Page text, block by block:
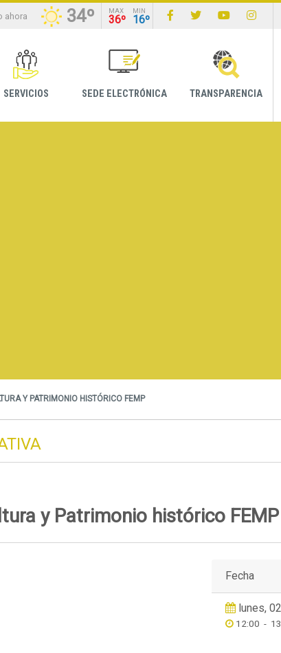
ahora 34º MAX
36º
MIN
16º
SERVICIOS SEDE ELECTRÓNICA TRANSPARENCIA
Y PATRIMONIO HISTÓRICO FEMP
y Patrimonio histórico FEMP
Fecha
lunes,
12:00 -